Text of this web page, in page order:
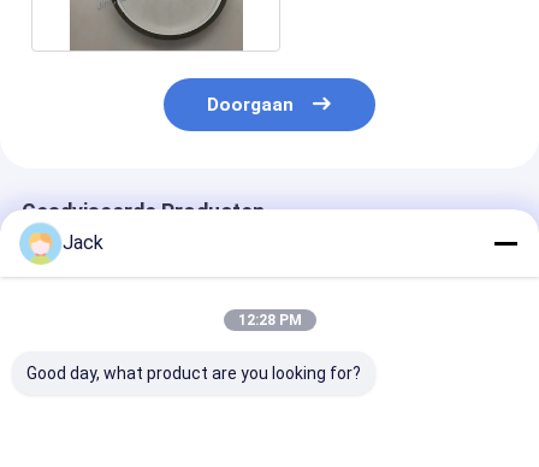
Doorgaan
Geadviseerde Producten
Jack
12:28 PM
Good day, what product are you looking for?